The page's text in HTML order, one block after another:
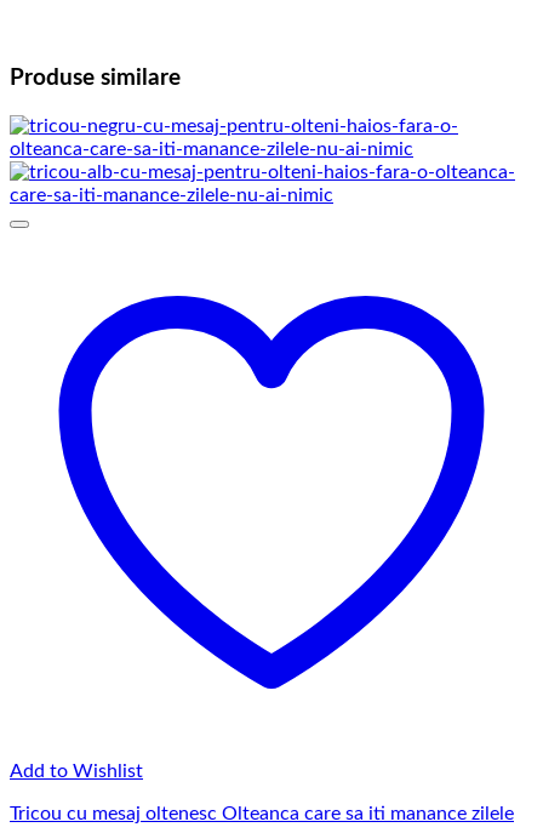
Produse similare
Add to Wishlist
Tricou cu mesaj oltenesc Olteanca care sa iti manance zilele